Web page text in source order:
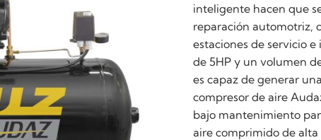
inteligente hacen que
reparación automotriz,
estaciones de servicio
de 5HP y un volumen
es capaz de generar
compresor de aire
bajo mantenimiento
aire comprimido de alta